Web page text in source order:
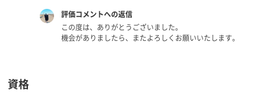
評価コメントへの返信
この度は、ありがとうございました。
機会がありましたら、またよろしくお願いいたします。
資格